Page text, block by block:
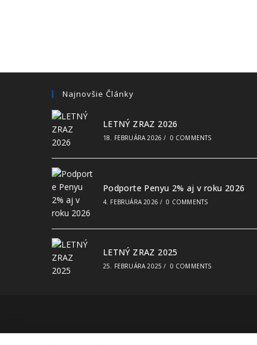
Najnovšie Články
LETNÝ ZRAZ 2026
18. FEBRUÁRA 2026 / 0 COMMENTS
Podporte Penyu 2% aj v roku 2026
4. FEBRUÁRA 2026 / 0 COMMENTS
LETNÝ ZRAZ 2025
25. FEBRUÁRA 2025 / 0 COMMENTS